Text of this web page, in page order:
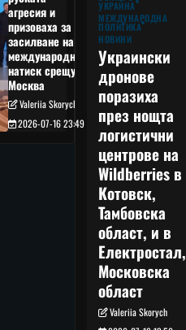
агресия и
призоваха за
засилване на
международния
натиск срещу
Москва
Valeriia Skorych
2026-07-16 23:49
УКРАЙНА
МЕЖДУНАРОДНА
ПОЛИТИКА
НОВИНИ
Украински
дронове
поразиха
през нощта
логистични
центрове на
Wildberries в
Котовск,
Тамбовска
област, и в
Електростал,
Московска
област
Valeriia Skorych